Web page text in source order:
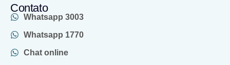
Contato
Whatsapp 3003
Whatsapp 1770
Chat online